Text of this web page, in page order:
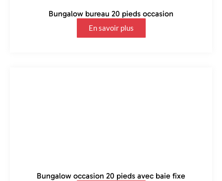
Bungalow bureau 20 pieds occasion
En savoir plus
Bungalow occasion 20 pieds avec baie fixe